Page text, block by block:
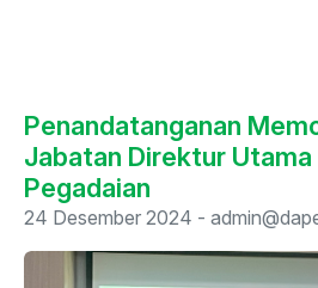
Penandatanganan
Jabatan Direktur Utama
Pegadaian
24 Desember 2024 -